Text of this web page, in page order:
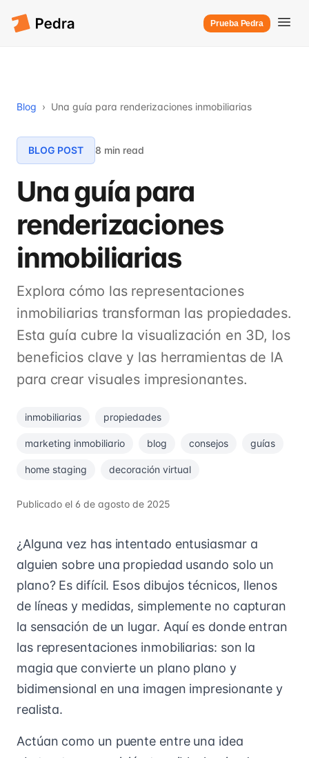
Prueba Pedra
Blog › Una guía para renderizaciones inmobiliarias
BLOG POST 8 min read
Una guía para
renderizaciones
inmobiliarias
Explora cómo las representaciones
inmobiliarias transforman las propiedades.
Esta guía cubre la visualización en 3D, los
beneficios clave y las herramientas de IA
para crear visuales impresionantes.
inmobiliarias propiedades
marketing inmobiliario blog consejos guías
home staging decoración virtual
Publicado el 6 de agosto de 2025
¿Alguna vez has intentado entusiasmar a
alguien sobre una propiedad usando solo un
plano? Es difícil. Esos dibujos técnicos, llenos
de líneas y medidas, simplemente no capturan
la sensación de un lugar. Aquí es donde entran
las representaciones inmobiliarias: son la
magia que convierte un plano plano y
bidimensional en una imagen impresionante y
realista.
Actúan como un puente entre una idea